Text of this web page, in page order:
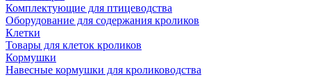
Комплектующие для птицеводства
Оборудование для содержания кроликов
Клетки
Товары для клеток кроликов
Кормушки
Навесные кормушки для кролиководства